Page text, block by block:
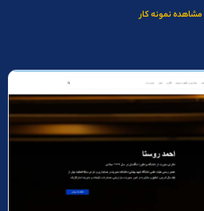
مشاهده نمونه کار